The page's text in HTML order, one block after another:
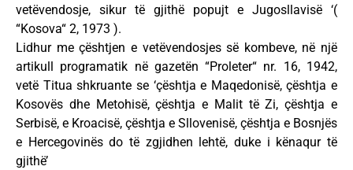
vetëvendosje, sikur të gjithë popujt e Jugosllavisë ‘(
“Kosova“ 2, 1973 ).
Lidhur me çështjen e vetëvendosjes së kombeve, në një
artikull programatik në gazetën “Proleter“ nr. 16, 1942,
vetë Titua shkruante se ‘çështja e Maqedonisë, çështja e
Kosovës dhe Metohisë, çështja e Malit të Zi, çështja e
Serbisë, e Kroacisë, çështja e Sllovenisë, çështja e Bosnjës
e Hercegovinës do të zgjidhen lehtë, duke i kënaqur të
gjithë’